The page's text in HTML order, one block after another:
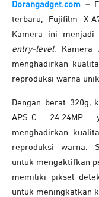
Dorangadget.com –
terbaru, Fujifilm X-
Kamera ini menjadi
entry-level. Kamera
menghadirkan
reproduksi warna
Dengan berat 320g,
APS-C 24.24MP
menghadirkan
reproduksi warna.
untuk mengaktifkan
memiliki piksel
untuk meningkatkan